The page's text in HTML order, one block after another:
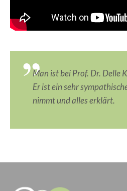
Man ist bei Prof. Dr. Delle
Er ist ein sehr
nimmt und alles erklärt.